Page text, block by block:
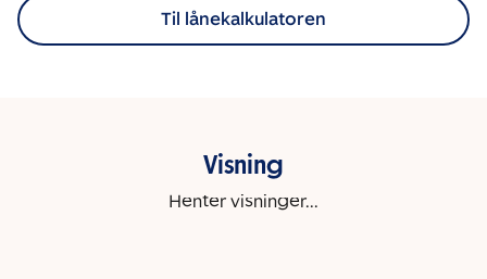
Til lånekalkulatoren
Visning
Henter visninger...